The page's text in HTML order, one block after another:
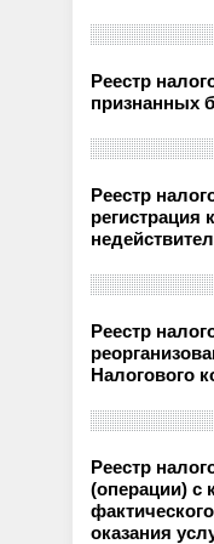
Реестр
признанных
Реестр
регистрация
Реестр
Налогового
Реестр
(операции) с
оказания